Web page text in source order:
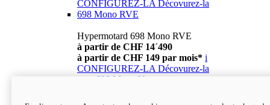
CONFIGUREZ-LA Décovurez-la
698 Mono RVE
Hypermotard 698 Mono RVE
à partir de CHF 14´490
à partir de CHF 149 par mois* i
CONFIGUREZ-LA Décovurez-la
698 Mono Nera
Hypermotard 698 Mono Nera